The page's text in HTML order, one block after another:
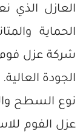
العازل الذي
الحماية
شركة عزل فوم
الجودة
نوع السطح
عزل الفوم